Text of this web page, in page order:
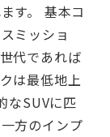
す。 基本コ
ミッショ
代であれば
は最低地上
なSUVに匹
方のインプ